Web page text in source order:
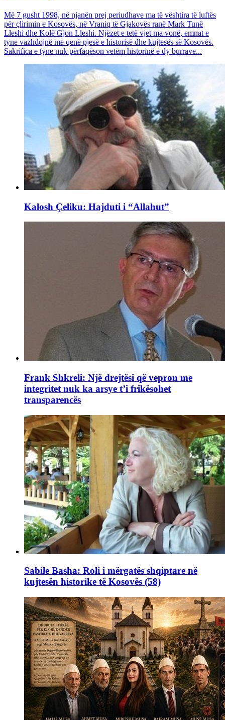
Më 7 gusht 1998, në njanën prej periudhave ma të vështira të luftës
për çlirimin e Kosovës, në Vraniq të Gjakovës ranë Mark Tunë
Lleshi dhe Kolë Gjon Lleshi. Njëzet e tetë vjet ma vonë, emnat e
tyne vazhdojnë me qenë pjesë e historisë dhe kujtesës së Kosovës.
Sakrifica e tyne nuk përfaqëson vetëm historinë e dy burrave...
Kalosh Çeliku: Hajduti i “Allahut”
Frank Shkreli: Një drejtësi që vepron me
integritet nuk ka arsye t’i frikësohet
transparencës
Sabile Basha: Roli i mërgatës shqiptare në
kujtesën historike të Kosovës (58)